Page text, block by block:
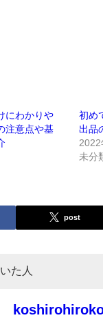
にわかりや
注意点や基
初め
出品
2022
未分
post
た人